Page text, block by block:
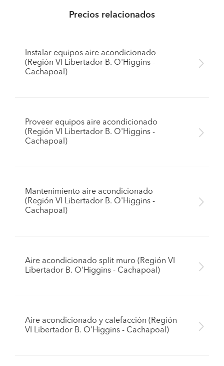
Precios relacionados
Instalar equipos aire acondicionado
(Región VI Libertador B. O'Higgins -
Cachapoal)
Proveer equipos aire acondicionado
(Región VI Libertador B. O'Higgins -
Cachapoal)
Mantenimiento aire acondicionado
(Región VI Libertador B. O'Higgins -
Cachapoal)
Aire acondicionado split muro (Región VI
Libertador B. O'Higgins - Cachapoal)
Aire acondicionado y calefacción (Región
VI Libertador B. O'Higgins - Cachapoal)